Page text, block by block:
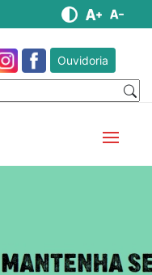
Ouvidoria